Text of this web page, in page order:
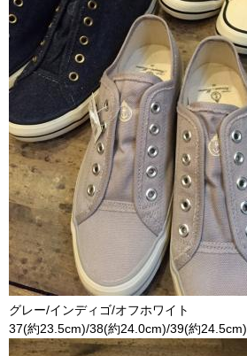
グレー/インディゴ/オフホワイト
37(約23.5cm)/38(約24.0cm)/39(約24.5cm)